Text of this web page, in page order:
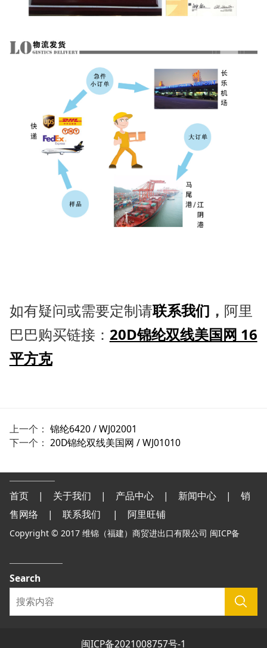
如有疑问或需要定制请联系我们 ， 阿里
巴巴购买链接： 20D锦纶双线美国网 16
平方克
上一个： 锦纶6420 / WJ02001
下一个： 20D锦纶双线美国网 / WJ01010
首页| 关于我们 | 产品中心| 新闻中心| 销
售网络 | 联系我们 | 阿里旺铺
Copyright © 2017 维锦（福建）商贸进出口有限公司 闽ICP备
Search
闽ICP备2021008757号-1